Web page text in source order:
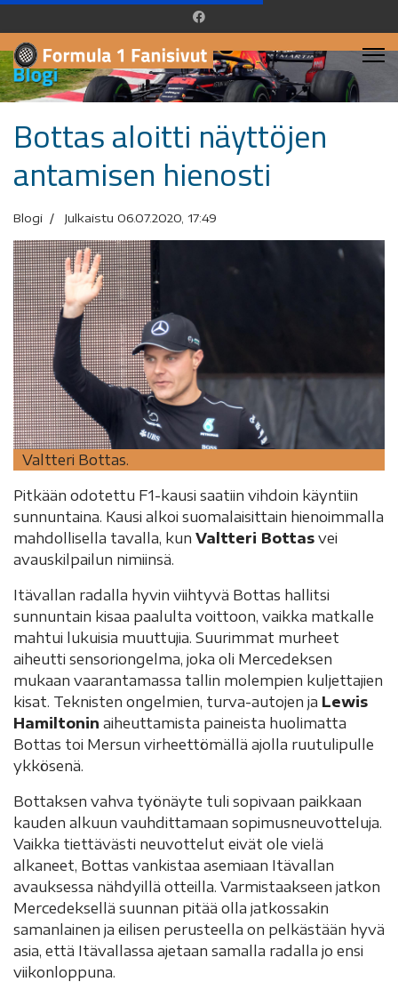
Bottas aloitti näyttöjen
antamisen hienosti
Blogi Julkaistu 06.07.2020, 17:49
Valtteri Bottas.
Pitkään odotettu F1-kausi saatiin vihdoin käyntiin
sunnuntaina. Kausi alkoi suomalaisittain hienoimmalla
mahdollisella tavalla, kun Valtteri Bottas vei
avauskilpailun nimiinsä.
Itävallan radalla hyvin viihtyvä Bottas hallitsi
sunnuntain kisaa paalulta voittoon, vaikka matkalle
mahtui lukuisia muuttujia. Suurimmat murheet
aiheutti sensoriongelma, joka oli Mercedeksen
mukaan vaarantamassa tallin molempien kuljettajien
kisat. Teknisten ongelmien, turva-autojen ja Lewis
Hamiltonin aiheuttamista paineista huolimatta
Bottas toi Mersun virheettömällä ajolla ruutulipulle
ykkösenä.
Bottaksen vahva työnäyte tuli sopivaan paikkaan
kauden alkuun vauhdittamaan sopimusneuvotteluja.
Vaikka tiettävästi neuvottelut eivät ole vielä
alkaneet, Bottas vankistaa asemiaan Itävallan
avauksessa nähdyillä otteilla. Varmistaakseen jatkon
Mercedeksellä suunnan pitää olla jatkossakin
samanlainen ja eilisen perusteella on pelkästään hyvä
asia, että Itävallassa ajetaan samalla radalla jo ensi
viikonloppuna.